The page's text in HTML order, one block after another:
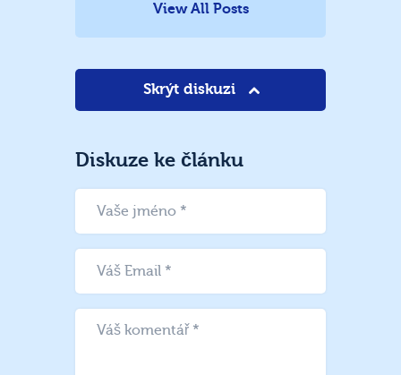
View All Posts
Skrýt diskuzi
Diskuze ke článku